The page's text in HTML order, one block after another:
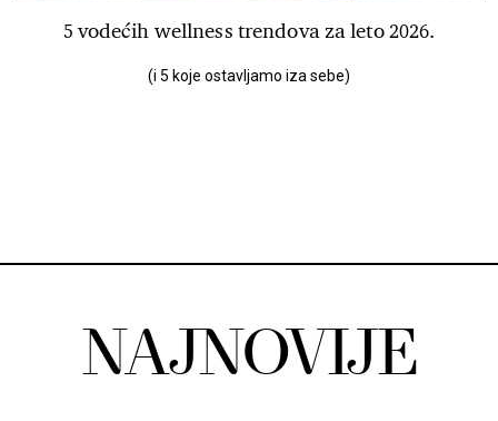
5 vodećih wellness trendova za leto 2026.
(i 5 koje ostavljamo iza sebe)
NAJNOVIJE